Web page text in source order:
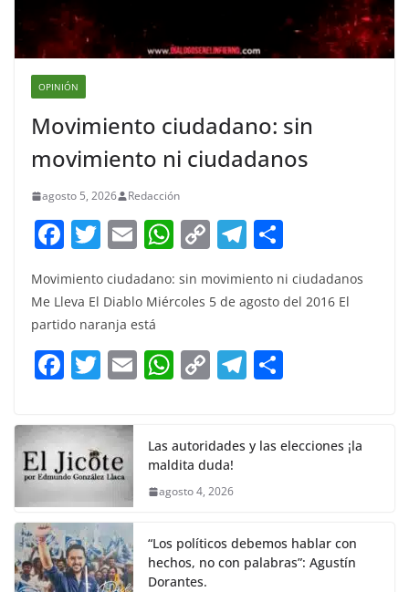
OPINIÓN
Movimiento ciudadano: sin
movimiento ni ciudadanos
agosto 5, 2026 Redacción
F
a
c
e
b
o
k
T
w
itt
er
E
m
ai
l
W
h
at
A
p
C
p
Li
n
T
e
gr
a
m
h
ar
Movimiento ciudadano: sin movimiento ni ciudadanos
Me Lleva El Diablo Miércoles 5 de agosto del 2016 El
partido naranja está
F
c
e
b
o
o
k
T
itt
er
E W
s
A
p
C
y
Li
k
T
gr e
Las autoridades y las elecciones ¡la
maldita duda!
agosto 4, 2026
“Los políticos debemos hablar con
hechos, no con palabras”: Agustín
Dorantes.